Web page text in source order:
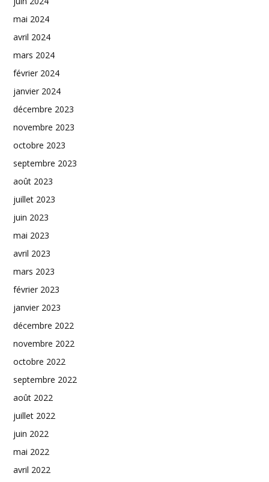
mai 2024
avril 2024
mars 2024
février 2024
janvier 2024
décembre 2023
novembre 2023
octobre 2023
septembre 2023
août 2023
juillet 2023
juin 2023
mai 2023
avril 2023
mars 2023
février 2023
janvier 2023
décembre 2022
novembre 2022
octobre 2022
septembre 2022
août 2022
juillet 2022
juin 2022
mai 2022
avril 2022